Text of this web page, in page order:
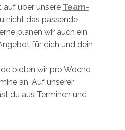
auf über unsere Team-
nicht das passende
planen wir auch ein
für dich und dein
bieten wir pro Woche
an. Auf unserer
du aus Terminen und